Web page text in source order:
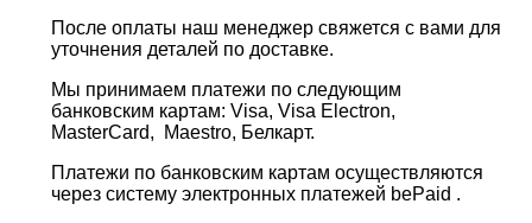
После оплаты наш менеджер свяжется с вами для
уточнения деталей по доставке.
Мы принимаем платежи по следующим
банковским картам: Visa, Visa Electron,
MasterCard, Maestro, Белкарт.
Платежи по банковским картам осуществляются
через систему электронных платежей bePaid .